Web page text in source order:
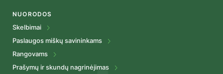
NUORODOS
Skelbimai
Paslaugos miškų savininkams
Rangovams
Prašymų ir skundų nagrinėjimas